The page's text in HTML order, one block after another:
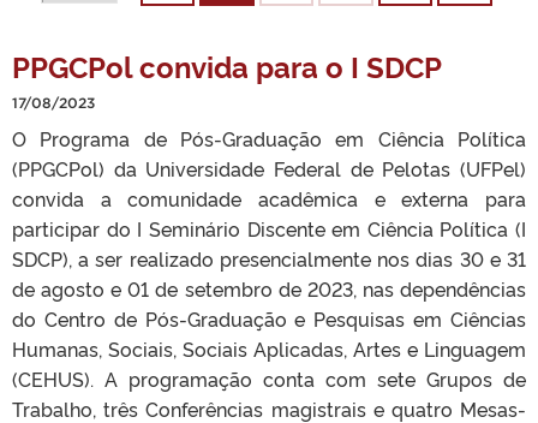
PORTARIAS
PPGCPol convida para o I SDCP
17/08/2023
O Programa de Pós-Graduação em Ciência Política
(PPGCPol) da Universidade Federal de Pelotas (UFPel)
convida a comunidade acadêmica e externa para
participar do I Seminário Discente em Ciência Política (I
SDCP), a ser realizado presencialmente nos dias 30 e 31
de agosto e 01 de setembro de 2023, nas dependências
do Centro de Pós-Graduação e Pesquisas em Ciências
Humanas, Sociais, Sociais Aplicadas, Artes e Linguagem
(CEHUS). A programação conta com sete Grupos de
Trabalho, três Conferências magistrais e quatro Mesas-